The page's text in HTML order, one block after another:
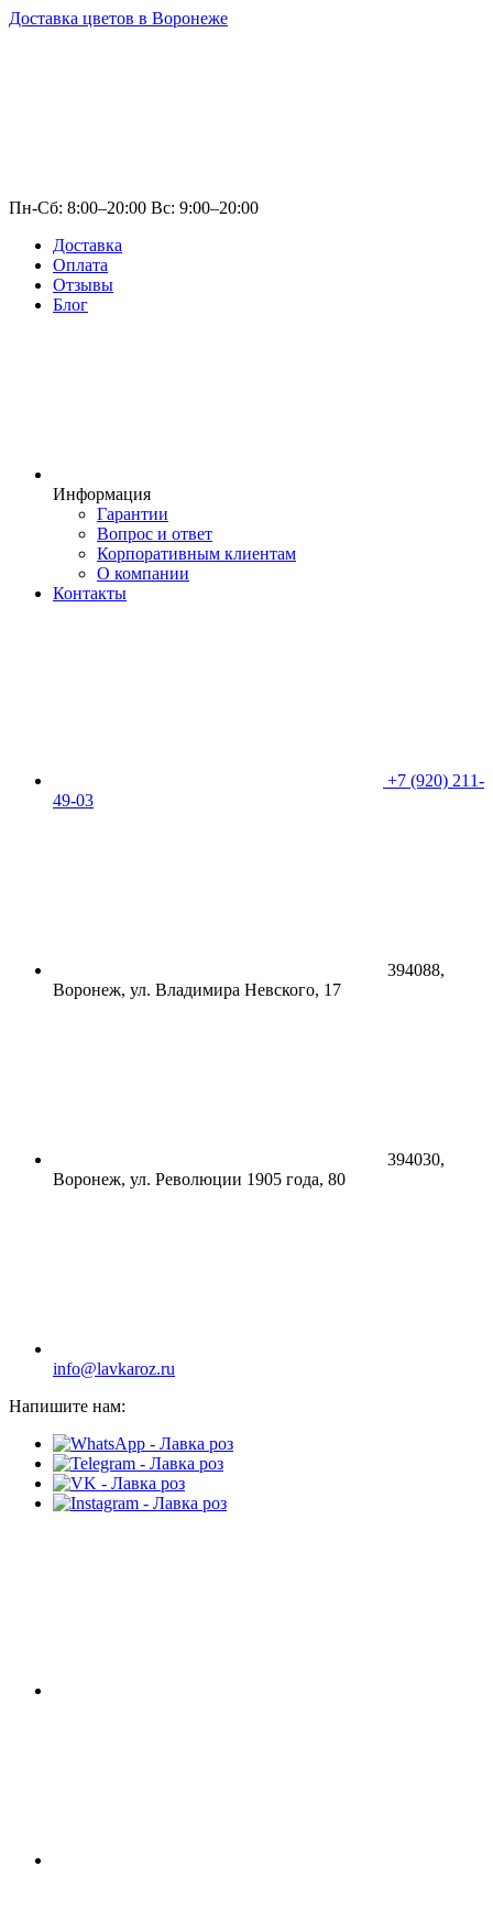
Доставка цветов в Воронеже
Пн-Сб: 8:00–20:00 Вс: 9:00–20:00
Доставка
Оплата
Отзывы
Блог
Информация
Гарантии
Вопрос и ответ
Корпоративным клиентам
О компании
Контакты
+7 (920) 211-
49-03
394088,
Воронеж, ул. Владимира Невского, 17
394030,
Воронеж, ул. Революции 1905 года, 80
info@lavkaroz.ru
Напишите нам: